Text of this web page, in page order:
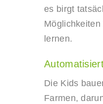
es birgt
lernen.
Die Kids
Farmen,